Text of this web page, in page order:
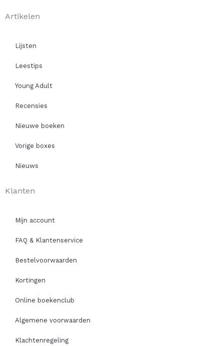
Artikelen
Lijsten
Leestips
Young Adult
Recensies
Nieuwe boeken
Vorige boxes
Nieuws
Klanten
Mijn account
FAQ & Klantenservice
Bestelvoorwaarden
Kortingen
Online boekenclub
Algemene voorwaarden
Klachtenregeling